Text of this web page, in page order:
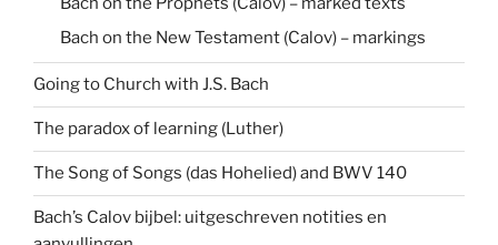
Bach on the New Testament (Calov) – markings
Going to Church with J.S. Bach
The paradox of learning (Luther)
The Song of Songs (das Hohelied) and BWV 140
Bach’s Calov bijbel: uitgeschreven notities en